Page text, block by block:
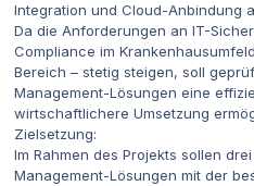
Integration und Cloud-Anbindung
Da die Anforderungen an IT-
Compliance im
Bereich – stetig steigen, soll
Management-Lösungen eine
wirtschaftlichere Umsetzung
Zielsetzung:
Im Rahmen des Projekts sollen
Management-Lösungen mit der